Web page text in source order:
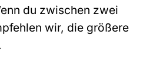
du zwischen zwei
wir, die größere